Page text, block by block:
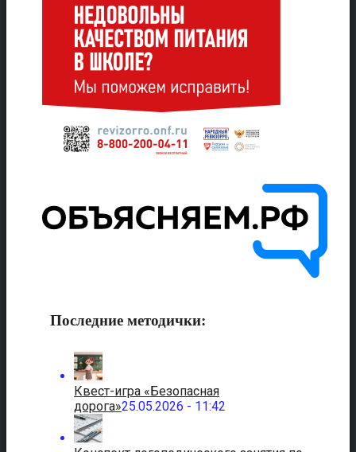
Последние методички:
Квест-игра «Безопасная
дорога»25.05.2026 - 11:42